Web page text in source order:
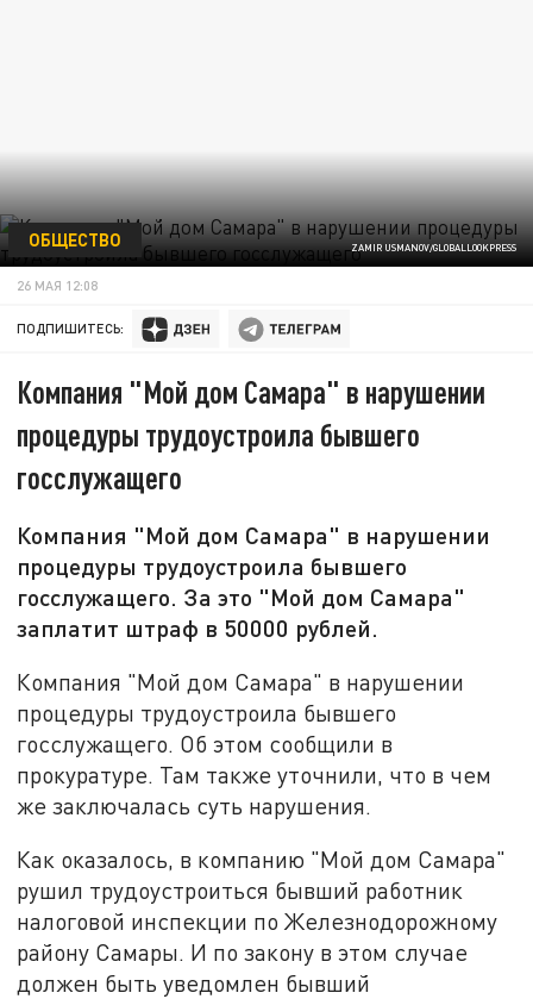
ZAMIR USMANOV/GLOBALLOOKPRESS
ОБЩЕСТВО
26 МАЯ 12:08
ПОДПИШИТЕСЬ:
Компания "Мой дом Самара" в нарушении
процедуры трудоустроила бывшего
госслужащего
Компания "Мой дом Самара" в нарушении
процедуры трудоустроила бывшего
госслужащего. За это "Мой дом Самара"
заплатит штраф в 50000 рублей.
Компания "Мой дом Самара" в нарушении
процедуры трудоустроила бывшего
госслужащего. Об этом сообщили в
прокуратуре. Там также уточнили, что в чем
же заключалась суть нарушения.
Как оказалось, в компанию "Мой дом Самара"
рушил трудоустроиться бывший работник
налоговой инспекции по Железнодорожному
району Самары. И по закону в этом случае
должен быть уведомлен бывший